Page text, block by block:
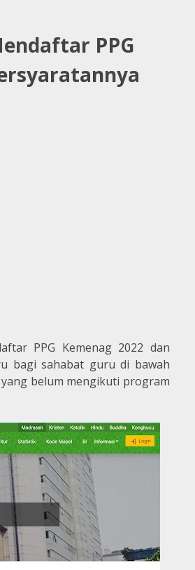
PPG
PPG Kemenag 2022 dan
bagi sahabat guru di bawah
belum mengikuti program